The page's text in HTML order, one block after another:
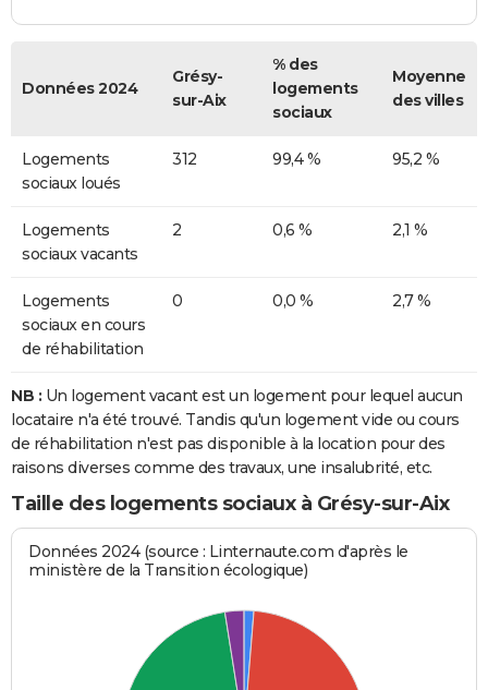
Données 2024
Grésy-
sur-Aix
% des
logements
sociaux
Moyenne
des villes
Logements
sociaux loués
312 99,4 % 95,2 %
Logements
sociaux vacants
2 0,6 % 2,1 %
Logements
sociaux en cours
de réhabilitation
0 0,0 % 2,7 %
NB : Un logement vacant est un logement pour lequel aucun
locataire n'a été trouvé. Tandis qu'un logement vide ou cours
de réhabilitation n'est pas disponible à la location pour des
raisons diverses comme des travaux, une insalubrité, etc.
Taille des logements sociaux à Grésy-sur-Aix
Données 2024 (source : Linternaute.com d'après le
ministère de la Transition écologique)